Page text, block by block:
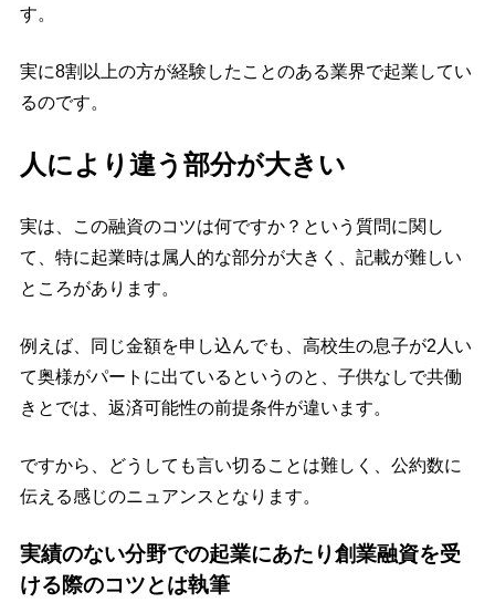
す。
実に8割以上の方が経験したことのある業界で起業してい
るのです。
人により違う部分が大きい
実は、この融資のコツは何ですか？という質問に関し
て、特に起業時は属人的な部分が大きく、記載が難しい
ところがあります。
例えば、同じ金額を申し込んでも、高校生の息子が2人い
て奥様がパートに出ているというのと、子供なしで共働
きとでは、返済可能性の前提条件が違います。
ですから、どうしても言い切ることは難しく、公約数に
伝える感じのニュアンスとなります。
実績のない分野での起業にあたり創業融資を受
ける際のコツとは執筆